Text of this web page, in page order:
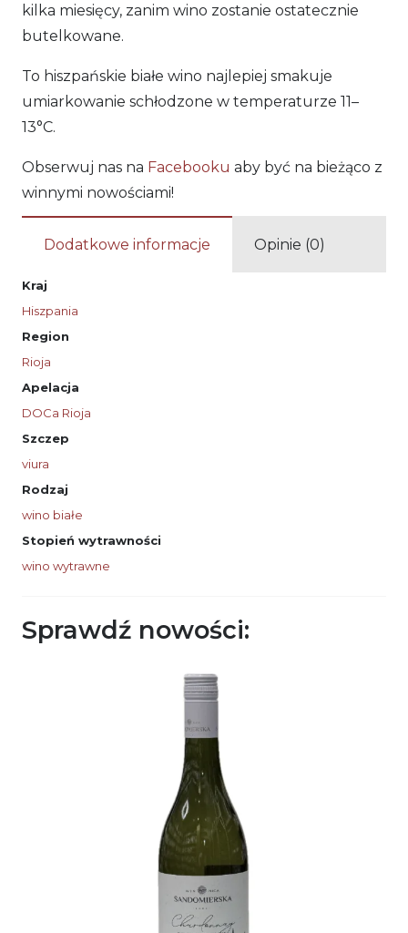
kilka miesięcy, zanim wino zostanie ostatecznie
butelkowane.
To hiszpańskie białe wino najlepiej smakuje
umiarkowanie schłodzone w temperaturze 11–
13°C.
Obserwuj nas na Facebooku aby być na bieżąco z
winnymi nowościami!
Dodatkowe informacje Opinie (0)
Kraj
Hiszpania
Region
Rioja
Apelacja
DOCa Rioja
Szczep
viura
Rodzaj
wino białe
Stopień wytrawności
wino wytrawne
Sprawdź nowości: